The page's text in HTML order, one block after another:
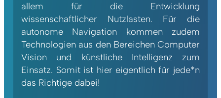
allem für die Entwicklung
wissenschaftlicher Nutzlasten. Für die
autonome Navigation kommen zudem
Technologien aus den Bereichen Computer
Vision und künstliche Intelligenz zum
Einsatz. Somit ist hier eigentlich für jede*n
das Richtige dabei!